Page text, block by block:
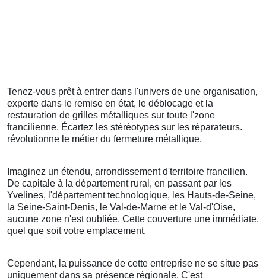
Tenez-vous prêt à entrer dans l'univers de une organisation,
experte dans le remise en état, le déblocage et la
restauration de grilles métalliques sur toute l'zone
francilienne. Écartez les stéréotypes sur les réparateurs.
révolutionne le métier du fermeture métallique.
Imaginez un étendu, arrondissement d'territoire francilien.
De capitale à la département rural, en passant par les
Yvelines, l'département technologique, les Hauts-de-Seine,
la Seine-Saint-Denis, le Val-de-Marne et le Val-d'Oise,
aucune zone n'est oubliée. Cette couverture une immédiate,
quel que soit votre emplacement.
Cependant, la puissance de cette entreprise ne se situe pas
uniquement dans sa présence régionale. C'est